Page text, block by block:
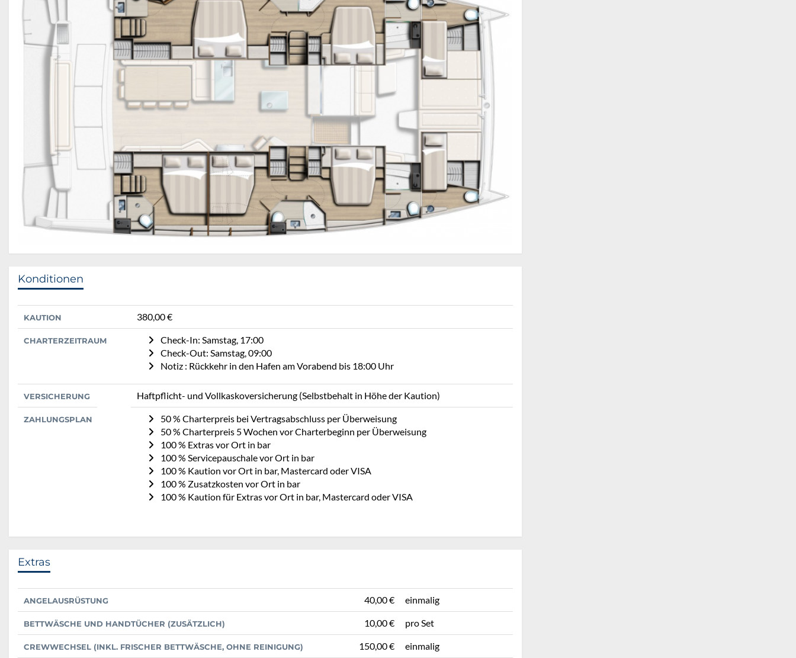
Konditionen
KAUTION 380,00 €
CHARTERZEITRAUM
Check-In: Samstag, 17:00
Check-Out: Samstag, 09:00
Notiz : Rückkehr in den Hafen am Vorabend bis 18:00 Uhr
VERSICHERUNG Haftpflicht- und Vollkaskoversicherung (Selbstbehalt in Höhe der Kaution)
ZAHLUNGSPLAN
50 % Charterpreis bei Vertragsabschluss per Überweisung
50 % Charterpreis 5 Wochen vor Charterbeginn per Überweisung
100 % Extras vor Ort in bar
100 % Servicepauschale vor Ort in bar
100 % Kaution vor Ort in bar, Mastercard oder VISA
100 % Zusatzkosten vor Ort in bar
100 % Kaution für Extras vor Ort in bar, Mastercard oder VISA
Extras
ANGELAUSRÜSTUNG 40,00 € einmalig
BETTWÄSCHE UND HANDTÜCHER (ZUSÄTZLICH) 10,00 € pro Set
CREWWECHSEL (INKL. FRISCHER BETTWÄSCHE, OHNE REINIGUNG) 150,00 € einmalig